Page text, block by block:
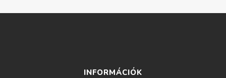
h
INFORMÁCIÓK